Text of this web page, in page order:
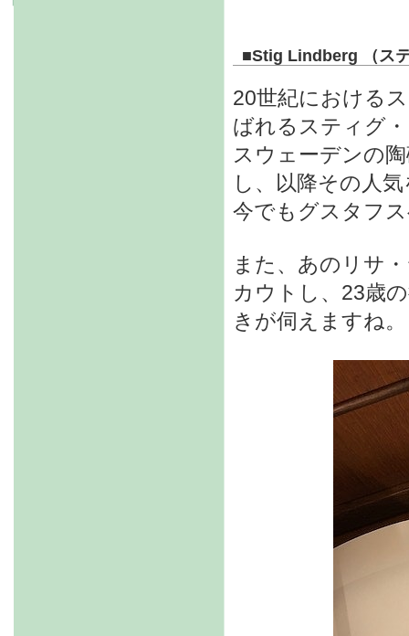
■Stig Lindberg （ス
20世紀における
ばれるスティグ
スウェーデンの
し、以降その人
今でもグスタフ
また、あのリサ
カウトし、23歳
きが伺えますね。